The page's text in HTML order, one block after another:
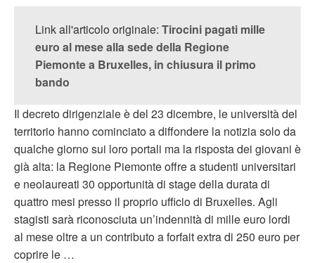
Link all'articolo originale: Tirocini pagati mille
euro al mese alla sede della Regione
Piemonte a Bruxelles, in chiusura il primo
bando
Il decreto dirigenziale è del 23 dicembre, le università del
territorio hanno cominciato a diffondere la notizia solo da
qualche giorno sui loro portali ma la risposta dei giovani è
già alta: la Regione Piemonte offre a studenti universitari
e neolaureati 30 opportunità di stage della durata di
quattro mesi presso il proprio ufficio di Bruxelles. Agli
stagisti sarà riconosciuta un’indennità di mille euro lordi
al mese oltre a un contributo a forfait extra di 250 euro per
coprire le …